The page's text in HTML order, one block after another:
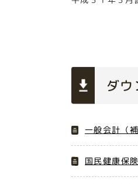
ダウ
一般会計（
国民健康保